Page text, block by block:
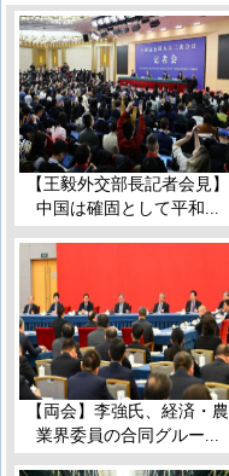
【王毅外交部長記者会見】
中国は確固として平和...
【両会】李強氏、経済・農
業界委員の合同グルー...